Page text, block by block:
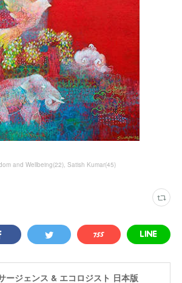
and Wellbeing(22) Satish Kumar(45)
ージェンス & エコロジスト 日本版